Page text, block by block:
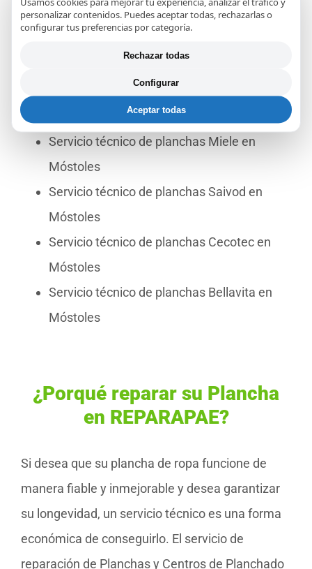
Móstoles
Servicio técnico de planchas Imetec en
Servicio técnico de planchas Miele en
Móstoles
Servicio técnico de planchas Saivod en
Móstoles
Servicio técnico de planchas Cecotec en
Móstoles
Servicio técnico de planchas Bellavita en
Móstoles
¿Porqué reparar su Plancha
en REPARAPAE?
Si desea que su plancha de ropa funcione de
manera fiable y inmejorable y desea garantizar
su longevidad, un servicio técnico es una forma
económica de conseguirlo. El servicio de
reparación de Planchas y Centros de Planchado
personalizar contenidos. Puedes aceptar todas, rechazarlas o
configurar tus preferencias por categoría.
Rechazar todas
Configurar
Aceptar todas